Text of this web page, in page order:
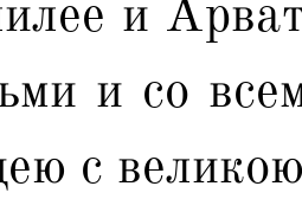
и
и со
с